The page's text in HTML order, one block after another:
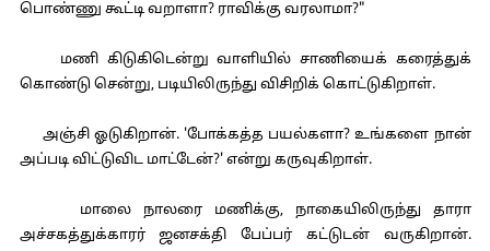
பொண்ணு கூட்டி வறாளா? ராவிக்கு வரலாமா?"
மணி கிடுகிடென்று வாளியில் சாணியைக் கரைத்துக்
கொண்டு சென்று, படியிலிருந்து விசிறிக் கொட்டுகிறாள்.
அஞ்சி ஓடுகிறான். 'போக்கத்த பயல்களா? உங்களை நான்
அப்படி விட்டுவிட மாட்டேன்?' என்று கருவுகிறாள்.
மாலை நாலரை மணிக்கு, நாகையிலிருந்து தாரா
அச்சகத்துக்காரர் ஜனசக்தி பேப்பர் கட்டுடன் வருகிறான்.